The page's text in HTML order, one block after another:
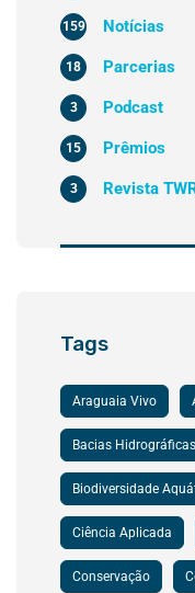
Notícias
159
Parcerias
18
Podcast
3
Prêmios
15
Revista
3
Tags
Araguaia Vivo
Bacias Hidrográficas
Biodiversidade
Ciência Aplicada
Conservação